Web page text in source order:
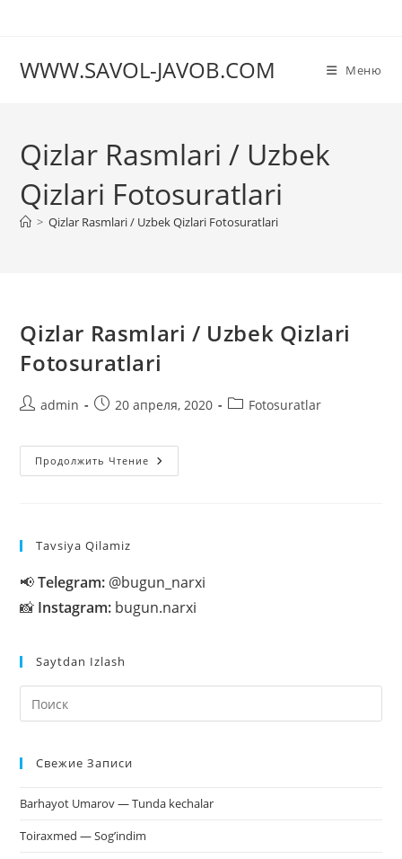
WWW.SAVOL-JAVOB.COM Меню
Qizlar Rasmlari / Uzbek
Qizlari Fotosuratlari
> Qizlar Rasmlari / Uzbek Qizlari Fotosuratlari
Qizlar Rasmlari / Uzbek Qizlari
Fotosuratlari
Авторadmin
Запись20 апреля, 2020
Рубрика
Fotosuratlar
Продолжить Чтение Qizlar
Rasmlari
Tavsiya Qilamiz
📢Telegram: @bugun_narxi
📸 Instagram: bugun.narxi
Saytdan Izlash
Свежие Записи
Barhayot Umarov — Tunda kechalar
Toiraxmed — Sog’indim